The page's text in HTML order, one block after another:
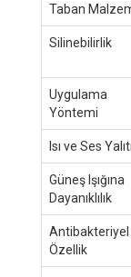
Taban
Silinebilirlik
Uygulama
Yöntemi
Isı ve Ses
Güneş Işığına
Dayanıklılık
Antibakteriyel
Özellik